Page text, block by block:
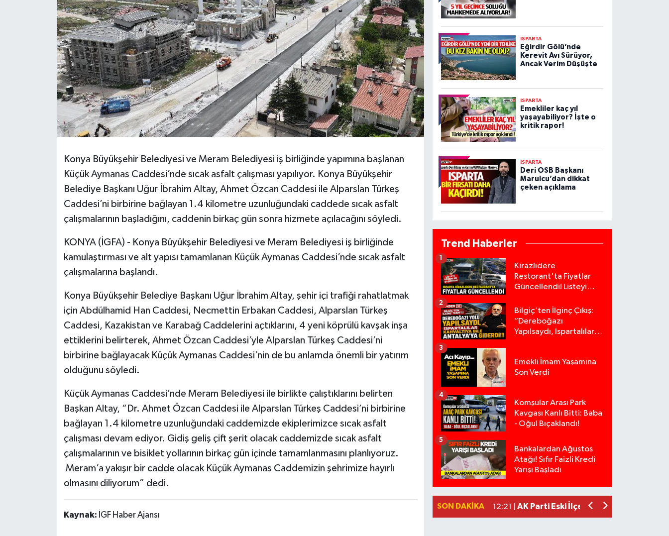
Konya Büyükşehir Belediyesi ve Meram Belediyesi iş birliğinde yapımına başlanan
Küçük Aymanas Caddesi’nde sıcak asfalt çalışması yapılıyor. Konya Büyükşehir
Belediye Başkanı Uğur İbrahim Altay, Ahmet Özcan Caddesi ile Alparslan Türkeş
Caddesi’ni birbirine bağlayan 1.4 kilometre uzunluğundaki caddede sıcak asfalt
çalışmalarının başladığını, caddenin birkaç gün sonra hizmete açılacağını söyledi.
KONYA (İGFA) - Konya Büyükşehir Belediyesi ve Meram Belediyesi iş birliğinde
kamulaştırması ve alt yapısı tamamlanan Küçük Aymanas Caddesi’nde sıcak asfalt
çalışmalarına başlandı.
Konya Büyükşehir Belediye Başkanı Uğur İbrahim Altay, şehir içi trafiği rahatlatmak
için Abdülhamid Han Caddesi, Necmettin Erbakan Caddesi, Alparslan Türkeş
Caddesi, Kazakistan ve Karabağ Caddelerini açtıklarını, 4 yeni köprülü kavşak inşa
ettiklerini belirterek, Ahmet Özcan Caddesi’yle Alparslan Türkeş Caddesi’ni
birbirine bağlayacak Küçük Aymanas Caddesi’nin de bu anlamda önemli bir yatırım
olduğunu söyledi.
Küçük Aymanas Caddesi’nde Meram Belediyesi ile birlikte çalıştıklarını belirten
Başkan Altay, “Dr. Ahmet Özcan Caddesi ile Alparslan Türkeş Caddesi’ni birbirine
bağlayan 1.4 kilometre uzunluğundaki caddemizde ekiplerimizce sıcak asfalt
çalışması devam ediyor. Gidiş geliş çift şerit olacak caddemizde sıcak asfalt
çalışmalarının ve bisiklet yollarının birkaç gün içinde tamamlanmasını planlıyoruz.
Meram’a yakışır bir cadde olacak Küçük Aymanas Caddemizin şehrimize hayırlı
olmasını diliyorum” dedi.
Kaynak: İGF Haber Ajansı
ISPARTA
Eğirdir Gölü’nde
Kerevit Avı Sürüyor,
Ancak Verim Düşüşte
ISPARTA
Emekliler kaç yıl
yaşayabiliyor? İşte o
kritik rapor!
ISPARTA
Deri OSB Başkanı
Marulcu’dan dikkat
çeken açıklama
Trend Haberler
Kirazlıdere
Restorant'ta Fiyatlar
Güncellendi! Listeyi
1
Bilgiç’ten İlginç Çıkış:
“Dereboğazı
Yapılsaydı, Ispartalılar
2
Emekli İmam Yaşamına
Son Verdi
3
Komşular Arası Park
Kavgası Kanlı Bitti: Baba
- Oğul Bıçaklandı!
4
Bankalardan Ağustos
Atağı! Sıfır Faizli Kredi
Yarışı Başladı
5
SON DAKIKA
17:18 |Anız Yangını Kazaya Neden Oldu: 13
17:08 |Alevlere Teslim Olan Gecekondu
13:46 |
12:21 | AK Parti Eski İlçe Başkanının Aracı
POLİTİKA
RESMİ İLANLAR
SAĞLIK
Tarihi Yapılarımız